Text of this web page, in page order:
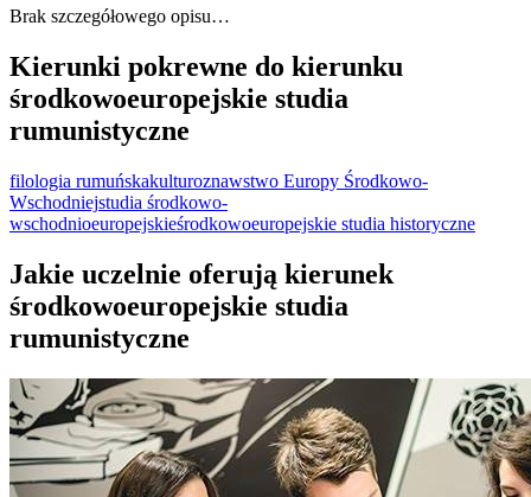
Brak szczegółowego opisu…
Kierunki pokrewne do kierunku
środkowoeuropejskie studia
rumunistyczne
filologia rumuńskakulturoznawstwo Europy Środkowo-
Wschodniejstudia środkowo-
wschodnioeuropejskieśrodkowoeuropejskie studia historyczne
Jakie uczelnie oferują kierunek
środkowoeuropejskie studia
rumunistyczne